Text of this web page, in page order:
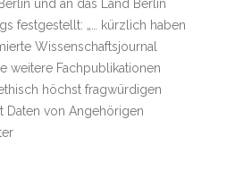
und an das Land Berlin
festgestellt: „… kürzlich haben
Wissenschaftsjournal
weitere Fachpublikationen
höchst fragwürdigen
Daten von Angehörigen